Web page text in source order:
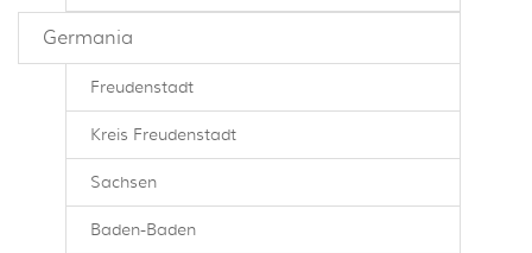
Germania
Freudenstadt
Kreis Freudenstadt
Sachsen
Baden-Baden